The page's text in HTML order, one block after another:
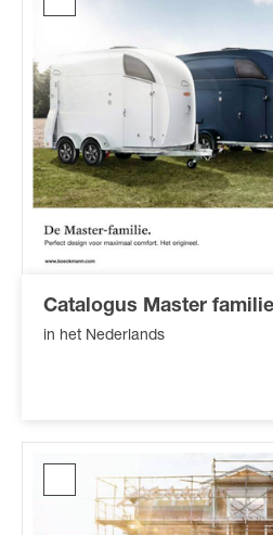
familie*
Catalogus Master familie
in het Nederlands
Catalogus
Diepladers*